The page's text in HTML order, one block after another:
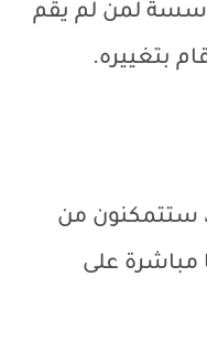
لمن لم يقم
بتغييره.
ستتمكنون من
مباشرة على